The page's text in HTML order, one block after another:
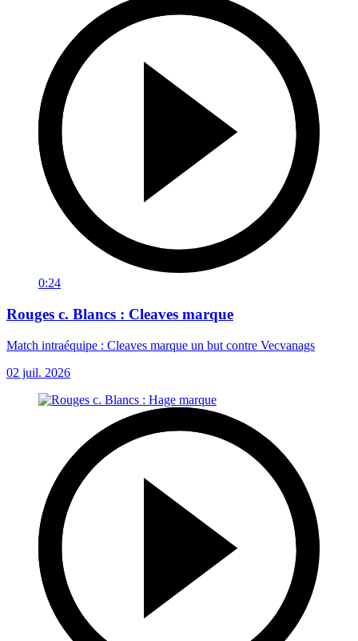
0:24
Rouges c. Blancs : Cleaves marque
Match intraéquipe : Cleaves marque un but contre Vecvanags
02 juil. 2026